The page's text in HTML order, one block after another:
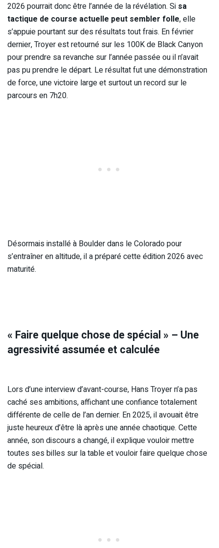
2026 pourrait donc être l’année de la révélation. Si sa
tactique de course actuelle peut sembler folle, elle
s’appuie pourtant sur des résultats tout frais. En février
dernier, Troyer est retourné sur les 100K de Black Canyon
pour prendre sa revanche sur l’année passée ou il n’avait
pas pu prendre le départ. Le résultat fut une démonstration
de force, une victoire large et surtout un record sur le
parcours en 7h20.
Désormais installé à Boulder dans le Colorado pour
s’entraîner en altitude, il a préparé cette édition 2026 avec
maturité.
« Faire quelque chose de spécial » – Une
agressivité assumée et calculée
Lors d’une interview d’avant-course, Hans Troyer n’a pas
caché ses ambitions, affichant une confiance totalement
différente de celle de l’an dernier. En 2025, il avouait être
juste heureux d’être là après une année chaotique. Cette
année, son discours a changé, il explique vouloir mettre
toutes ses billes sur la table et vouloir faire quelque chose
de spécial.